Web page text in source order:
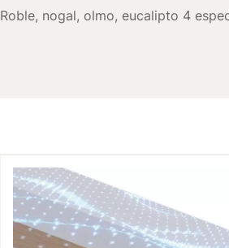
Roble, nogal, olmo, eucalipto 4